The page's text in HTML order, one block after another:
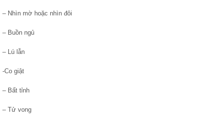
– Nhìn mờ hoặc nhìn đôi
– Buồn ngủ
– Lú lẫn
-Co giật
– Bất tỉnh
– Tử vong